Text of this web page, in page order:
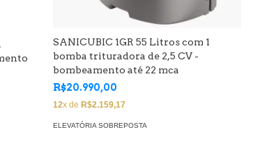
SANICUBIC 1GR 55 Litros com 1
bomba trituradora de 2,5 CV -
bombeamento até 22 mca
R$20.990,00
12x de R$2.159,17
ELEVATÓRIA SOBREPOSTA